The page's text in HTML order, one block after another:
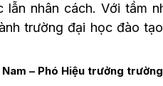
lẫn nhân cách. Với tầm
trường đại học đào
– Phó Hiệu trưởng